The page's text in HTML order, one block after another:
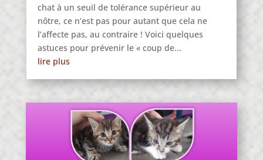
chat à un seuil de tolérance supérieur au
nôtre, ce n’est pas pour autant que cela ne
l’affecte pas, au contraire ! Voici quelques
astuces pour prévenir le « coup de...
lire plus